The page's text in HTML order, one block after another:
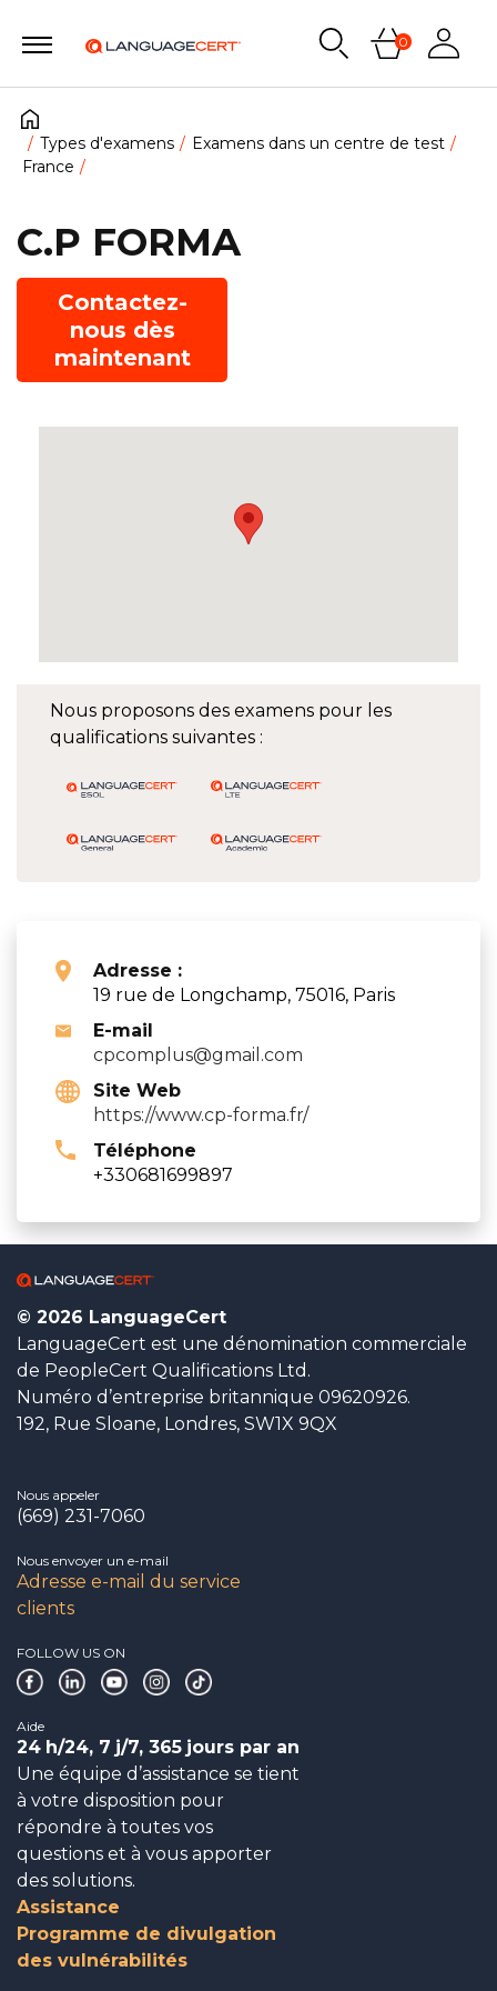
0
Types d'examens
Examens dans un centre de test
France
Nous proposons des examens pour les
qualifications suivantes :
Adresse :
19 rue de Longchamp, 75016, Paris
E-mail
cpcomplus@gmail.com
Site Web
https://www.cp-forma.fr/
Téléphone
+330681699897
C.P FORMA
Contactez-
nous dès
maintenant
© 2026 LanguageCert
LanguageCert est une dénomination commerciale
de PeopleCert Qualifications Ltd.
Numéro d’entreprise britannique 09620926.
192, Rue Sloane, Londres, SW1X 9QX
Nous appeler
(669) 231-7060
Nous envoyer un e-mail
Adresse e-mail du service
clients
FOLLOW US ON
Aide
24 h/24, 7 j/7, 365 jours par an
Une équipe d’assistance se tient
à votre disposition pour
répondre à toutes vos
questions et à vous apporter
des solutions.
Assistance
Programme de divulgation
des vulnérabilités